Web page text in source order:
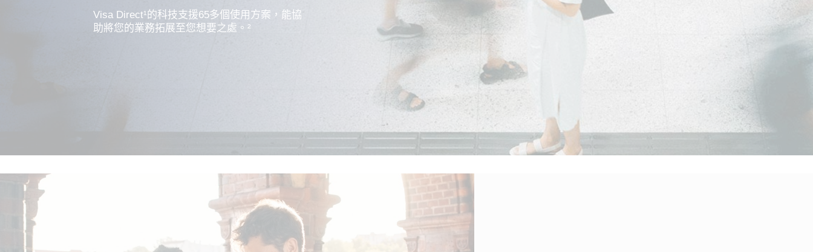
Visa Direct¹的科技支援65多個使用方案，能協
助將您的業務拓展至您想要之處。²